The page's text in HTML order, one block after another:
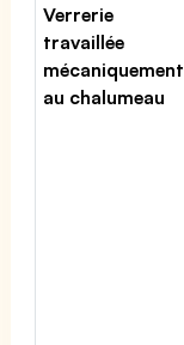
Verrerie
travaillée
mécaniquement
au chalumeau